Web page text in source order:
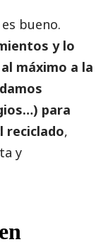
bueno.
y lo
máximo a la
para
reciclado,
y